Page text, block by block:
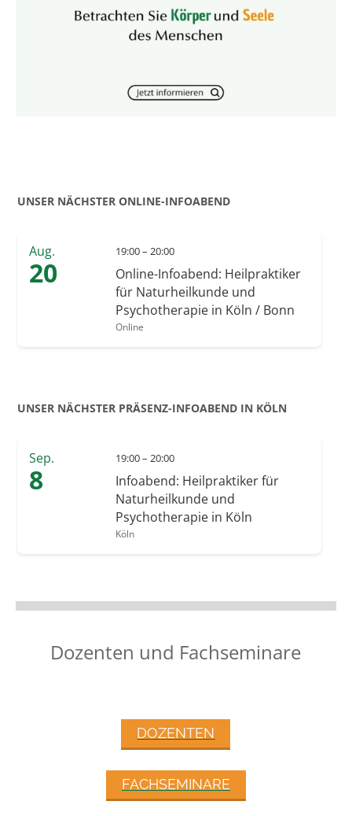
UNSER NÄCHSTER ONLINE-INFOABEND
Aug.
20
19:00 – 20:00
Online-Infoabend: Heilpraktiker
für Naturheilkunde und
Psychotherapie in Köln / Bonn
Online
UNSER NÄCHSTER PRÄSENZ-INFOABEND IN KÖLN
Sep.
8
19:00 – 20:00
Infoabend: Heilpraktiker für
Naturheilkunde und
Psychotherapie in Köln
Köln
Dozenten und Fachseminare
DOZENTEN
FACHSEMINARE